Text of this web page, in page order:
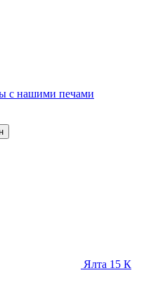
с нашими печами
Ялта 15 К